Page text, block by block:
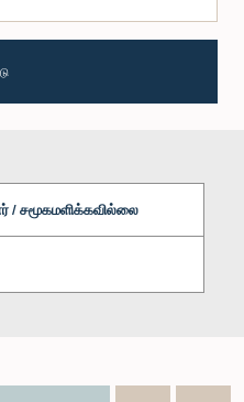
/ சமூகமளிக்கவில்லை